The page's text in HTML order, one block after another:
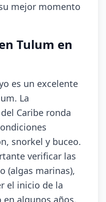
mejor momento
Tulum en
es un excelente
La
Caribe ronda
snorkel y buceo.
verificar las
(algas marinas),
el inicio de la
algunos años.